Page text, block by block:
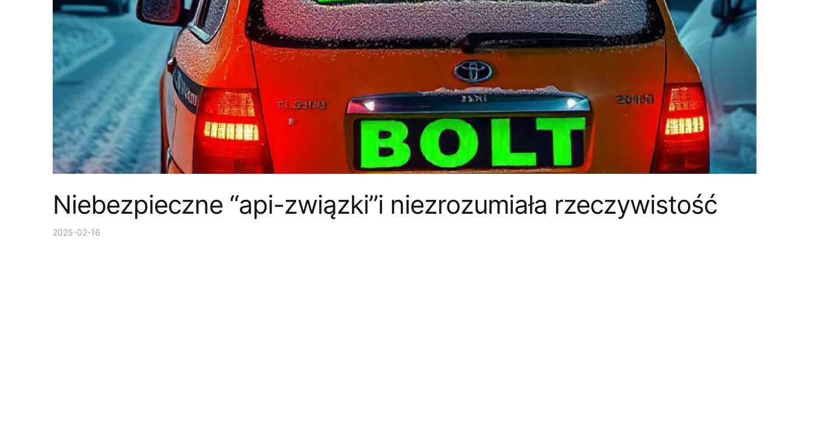
Niebezpieczne “api-związki”i niezrozumiała rzeczywistość
2025-02-16